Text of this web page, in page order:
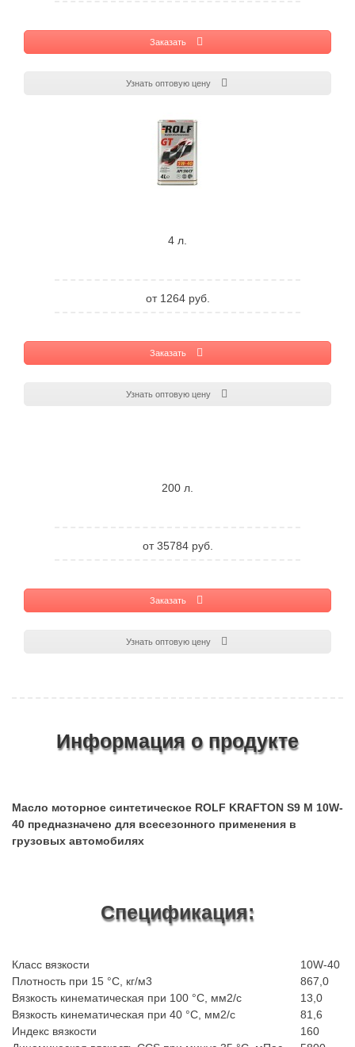
Заказать
Узнать оптовую цену
4 л.
от 1264 руб.
Заказать
Узнать оптовую цену
200 л.
от 35784 руб.
Заказать
Узнать оптовую цену
Информация о продукте
Масло моторное синтетическое ROLF KRAFTON S9 M 10W-
40 предназначено для всесезонного применения в
грузовых автомобилях
Спецификация:
Класс вязкости
10W-40
Плотность при 15 °С, кг/м3
867,0
Вязкость кинематическая при 100 °С, мм2/с
13,0
Вязкость кинематическая при 40 °С, мм2/с
81,6
Индекс вязкости
160